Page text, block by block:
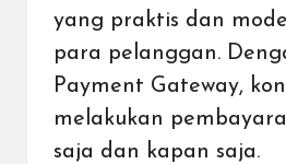
yang praktis dan
para pelanggan.
Payment Gateway,
melakukan
saja dan kapan saja.